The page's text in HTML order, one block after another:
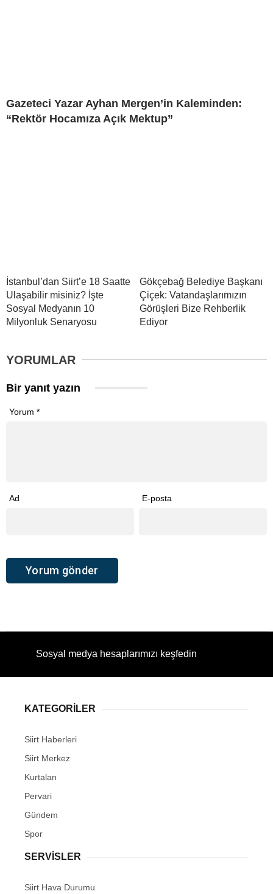
Gazeteci Yazar Ayhan Mergen’in Kaleminden:
“Rektör Hocamıza Açık Mektup”
İstanbul’dan Siirt’e 18 Saatte
Ulaşabilir misiniz? İşte
Sosyal Medyanın 10
Milyonluk Senaryosu
Gökçebağ Belediye Başkanı
Çiçek: Vatandaşlarımızın
Görüşleri Bize Rehberlik
Ediyor
YORUMLAR
Bir yanıt yazın
Yorum *
Ad E-posta
Sosyal medya hesaplarımızı keşfedin
KATEGORİLER
Siirt Haberleri
Siirt Merkez
Kurtalan
Pervari
Gündem
Spor
SERVİSLER
Siirt Hava Durumu